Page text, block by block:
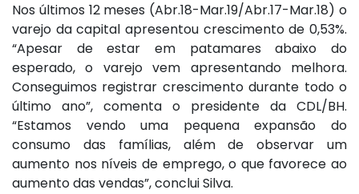
Nos últimos 12 meses (Abr.18-Mar.19/Abr.17-Mar.18) o
varejo da capital apresentou crescimento de 0,53%.
“Apesar de estar em patamares abaixo do
esperado, o varejo vem apresentando melhora.
Conseguimos registrar crescimento durante todo o
último ano”, comenta o presidente da CDL/BH.
“Estamos vendo uma pequena expansão do
consumo das famílias, além de observar um
aumento nos níveis de emprego, o que favorece ao
aumento das vendas”, conclui Silva.